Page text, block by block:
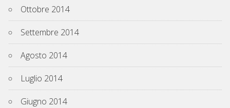
Ottobre 2014
Settembre 2014
Agosto 2014
Luglio 2014
Giugno 2014